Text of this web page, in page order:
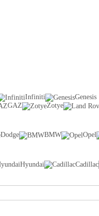
Infiniti
Genesis
GAZ Zotye
Dodge BMW Opel
Hyundai Cadillac